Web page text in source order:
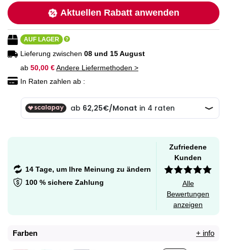
Aktuellen Rabatt anwenden
AUF LAGER
Lieferung zwischen 08 und 15 August
ab 50,00 €Andere Liefermethoden >
In Raten zahlen ab :
14 Tage, um Ihre Meinung zu ändern
100 % sichere Zahlung
Zufriedene
Kunden
Alle
Bewertungen
anzeigen
Farben + info